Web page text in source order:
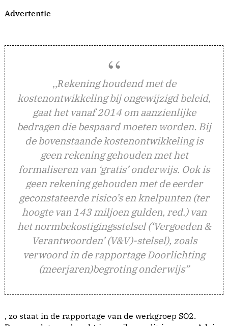
Advertentie
,,Rekening houdend met de
kostenontwikkeling bij ongewijzigd beleid,
gaat het vanaf 2014 om aanzienlijke
bedragen die bespaard moeten worden. Bij
de bovenstaande kostenontwikkeling is
geen rekening gehouden met het
formaliseren van ‘gratis’ onderwijs. Ook is
geen rekening gehouden met de eerder
geconstateerde risico’s en knelpunten (ter
hoogte van 143 miljoen gulden, red.) van
het normbekostigingsstelsel (‘Vergoeden &
Verantwoorden’ (V&V)-stelsel), zoals
verwoord in de rapportage Doorlichting
(meerjaren)begroting onderwijs”
, zo staat in de rapportage van de werkgroep SO2.